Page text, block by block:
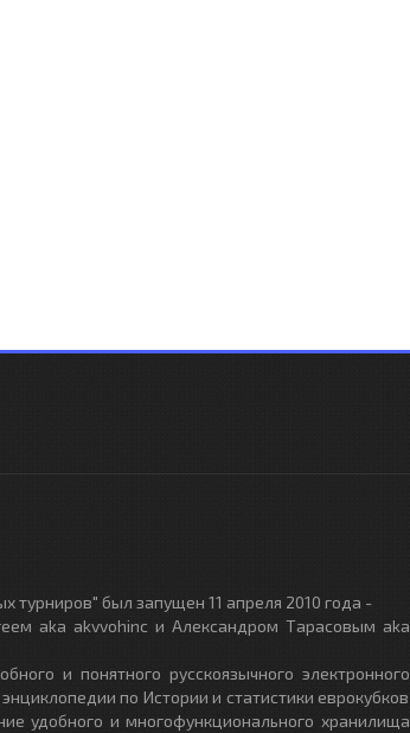
турниров" был запущен 11 апреля 2010 года -
aka akvvohinc и Александром Тарасовым aka
и понятного русскоязычного электронного
по Истории и статистики еврокубков
удобного и многофункционального хранилища